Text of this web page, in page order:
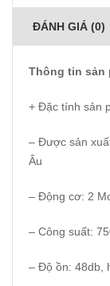
ĐÁNH GIÁ (0)
Thông tin sản
+ Đặc tính sản
– Được sản
Âu
– Động cơ: 2
– Công suất:
– Độ ồn: 48db,